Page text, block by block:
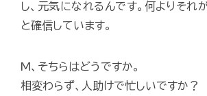
し、元気になれるんです。何よりそれ
と確信しています。
M、そちらはどうですか。
相変わらず、人助けで忙しいですか？